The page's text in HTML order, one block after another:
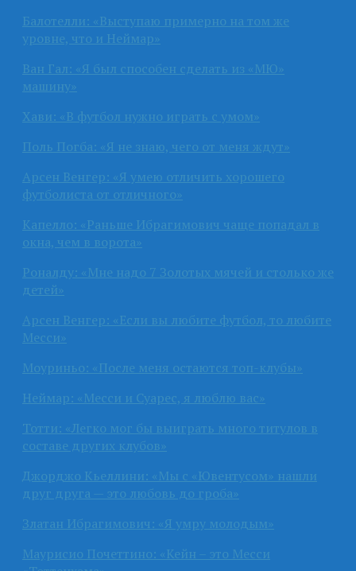
Балотелли: «Выступаю примерно на том же
уровне, что и Неймар»
Ван Гал: «Я был способен сделать из «МЮ»
машину»
Хави: «В футбол нужно играть с умом»
Поль Погба: «Я не знаю, чего от меня ждут»
Арсен Венгер: «Я умею отличить хорошего
футболиста от отличного»
Капелло: «Раньше Ибрагимович чаще попадал в
окна, чем в ворота»
Роналду: «Мне надо 7 Золотых мячей и столько же
детей»
Арсен Венгер: «Если вы любите футбол, то любите
Месси»
Моуриньо: «После меня остаются топ-клубы»
Неймар: «Месси и Суарес, я люблю вас»
Тотти: «Легко мог бы выиграть много титулов в
составе других клубов»
Джорджо Кьеллини: «Мы с «Ювентусом» нашли
друг друга — это любовь до гроба»
Златан Ибрагимович: «Я умру молодым»
Маурисио Почеттино: «Кейн – это Месси